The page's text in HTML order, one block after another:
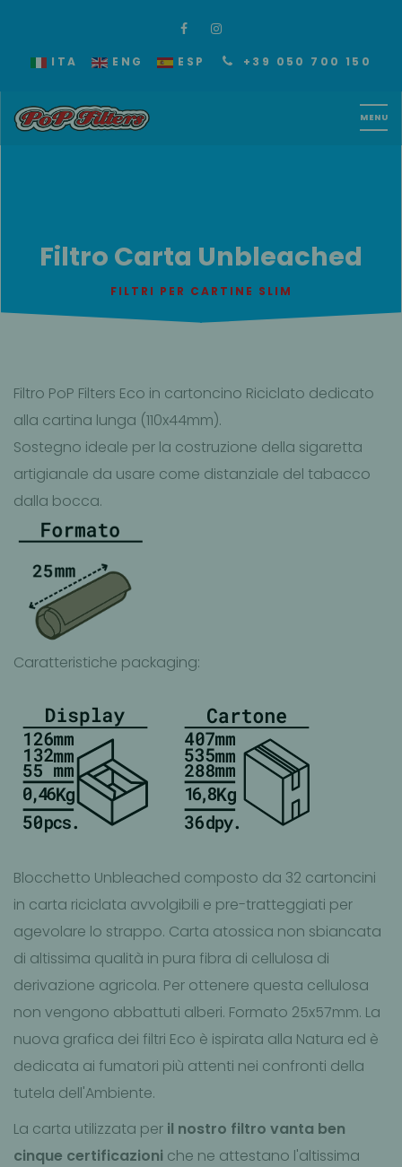
ITA ENG ESP +39 050 700 150
Filtro Carta Unbleached
FILTRI PER CARTINE SLIM
Filtro PoP Filters Eco in cartoncino Riciclato dedicato
alla cartina lunga (110x44mm).
Sostegno ideale per la costruzione della sigaretta
artigianale da usare come distanziale del tabacco
dalla bocca.
Caratteristiche packaging:
Blocchetto Unbleached composto da 32 cartoncini
in carta riciclata avvolgibili e pre-tratteggiati per
agevolare lo strappo. Carta atossica non sbiancata
di altissima qualità in pura fibra di cellulosa di
derivazione agricola. Per ottenere questa cellulosa
non vengono abbattuti alberi. Formato 25x57mm. La
nuova grafica dei filtri Eco è ispirata alla Natura ed è
dedicata ai fumatori più attenti nei confronti della
tutela dell'Ambiente.
La carta utilizzata per il nostro filtro vanta ben
cinque certificazioni che ne attestano l'altissima